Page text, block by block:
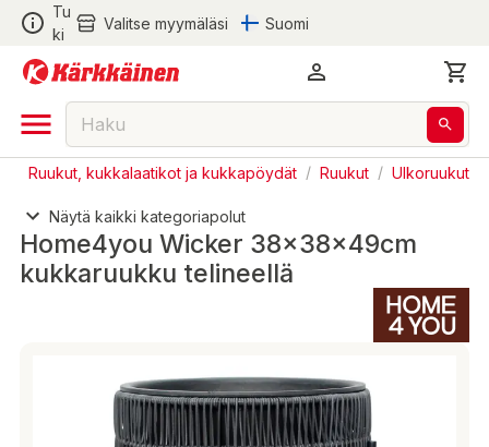
Tu
ki
Valitse myymäläsi Suomi
Ruukut, kukkalaatikot ja kukkapöydät / Ruukut / Ulkoruukut
Näytä kaikki kategoriapolut
Home4you Wicker 38x38x49cm
kukkaruukku telineellä